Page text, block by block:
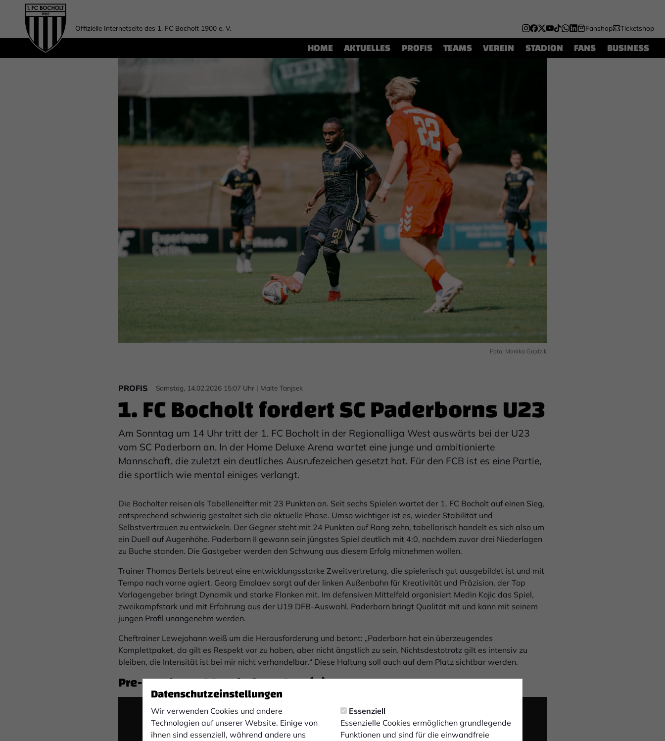
Datenschutzeinstellungen
Wir verwenden Cookies und andere
Technologien auf unserer Website. Einige von
ihnen sind essenziell, während andere uns
Essenziell
Essenzielle Cookies ermöglichen grundlegende
Funktionen und sind für die einwandfreie
Offizielle Internetseite des 1. FC Bocholt 1900 e. V. Fanshop Ticketshop
HOME AKTUELLES PROFIS TEAMS VEREIN STADION FANS BUSINESS
Foto: Monika Gajdzik
PROFIS Samstag, 14.02.2026 15:07 Uhr | Malte Tanjsek
1. FC Bocholt fordert SC Paderborns U23
Am Sonntag um 14 Uhr tritt der 1. FC Bocholt in der Regionalliga West auswärts bei der U23
vom SC Paderborn an. In der Home Deluxe Arena wartet eine junge und ambitionierte
Mannschaft, die zuletzt ein deutliches Ausrufezeichen gesetzt hat. Für den FCB ist es eine Partie,
die sportlich wie mental einiges verlangt.
Die Bocholter reisen als Tabellenelfter mit 23 Punkten an. Seit sechs Spielen wartet der 1. FC Bocholt auf einen Sieg,
entsprechend schwierig gestaltet sich die aktuelle Phase. Umso wichtiger ist es, wieder Stabilität und
Selbstvertrauen zu entwickeln. Der Gegner steht mit 24 Punkten auf Rang zehn, tabellarisch handelt es sich also um
ein Duell auf Augenhöhe. Paderborn II gewann sein jüngstes Spiel deutlich mit 4:0, nachdem zuvor drei Niederlagen
zu Buche standen. Die Gastgeber werden den Schwung aus diesem Erfolg mitnehmen wollen.
Trainer Thomas Bertels betreut eine entwicklungsstarke Zweitvertretung, die spielerisch gut ausgebildet ist und mit
Tempo nach vorne agiert. Georg Emolaev sorgt auf der linken Außenbahn für Kreativität und Präzision, der Top
Vorlagengeber bringt Dynamik und starke Flanken mit. Im defensiven Mittelfeld organisiert Medin Kojic das Spiel,
zweikampfstark und mit Erfahrung aus der U19 DFB-Auswahl. Paderborn bringt Qualität mit und kann mit seinem
jungen Profil unangenehm werden.
Cheftrainer Lewejohann weiß um die Herausforderung und betont: „Paderborn hat ein überzeugendes
Komplettpaket, da gilt es Respekt vor zu haben, aber nicht ängstlich zu sein. Nichtsdestotrotz gilt es intensiv zu
bleiben, die Intensität ist bei mir nicht verhandelbar.“ Diese Haltung soll auch auf dem Platz sichtbar werden.
Pre-Match-PK: SC Paderborn 07 II (A)